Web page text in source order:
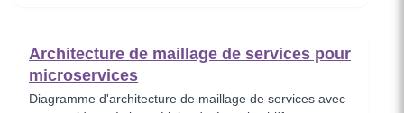
évolutive avec des préoccupations transversales
centralisées.
Architecture de maillage de services pour
microservices
Diagramme d'architecture de maillage de services avec